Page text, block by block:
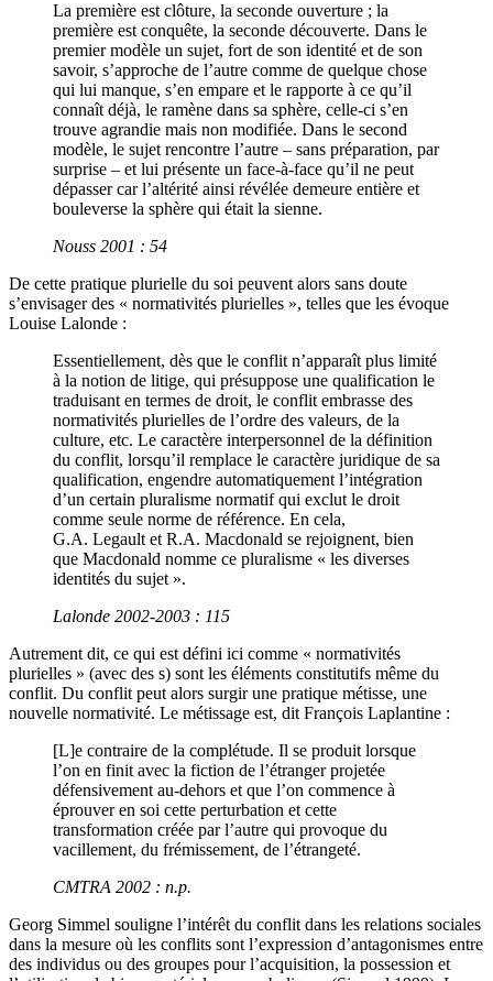
La première est clôture, la seconde ouverture ; la
première est conquête, la seconde découverte. Dans le
premier modèle un sujet, fort de son identité et de son
savoir, s’approche de l’autre comme de quelque chose
qui lui manque, s’en empare et le rapporte à ce qu’il
connaît déjà, le ramène dans sa sphère, celle-ci s’en
trouve agrandie mais non modifiée. Dans le second
modèle, le sujet rencontre l’autre – sans préparation, par
surprise – et lui présente un face-à-face qu’il ne peut
dépasser car l’altérité ainsi révélée demeure entière et
bouleverse la sphère qui était la sienne.
Nouss 2001 : 54
De cette pratique plurielle du soi peuvent alors sans doute
s’envisager des « normativités plurielles », telles que les évoque
Louise Lalonde :
Essentiellement, dès que le conflit n’apparaît plus limité
à la notion de litige, qui présuppose une qualification le
traduisant en termes de droit, le conflit embrasse des
normativités plurielles de l’ordre des valeurs, de la
culture, etc. Le caractère interpersonnel de la définition
du conflit, lorsqu’il remplace le caractère juridique de sa
qualification, engendre automatiquement l’intégration
d’un certain pluralisme normatif qui exclut le droit
comme seule norme de référence. En cela,
G.A. Legault et R.A. Macdonald se rejoignent, bien
que Macdonald nomme ce pluralisme « les diverses
identités du sujet ».
Lalonde 2002-2003 : 115
Autrement dit, ce qui est défini ici comme « normativités
plurielles » (avec des s) sont les éléments constitutifs même du
conflit. Du conflit peut alors surgir une pratique métisse, une
nouvelle normativité. Le métissage est, dit François Laplantine :
[L]e contraire de la complétude. Il se produit lorsque
l’on en finit avec la fiction de l’étranger projetée
défensivement au-dehors et que l’on commence à
éprouver en soi cette perturbation et cette
transformation créée par l’autre qui provoque du
vacillement, du frémissement, de l’étrangeté.
CMTRA 2002 : n.p.
Georg Simmel souligne l’intérêt du conflit dans les relations sociales
dans la mesure où les conflits sont l’expression d’antagonismes entre
des individus ou des groupes pour l’acquisition, la possession et